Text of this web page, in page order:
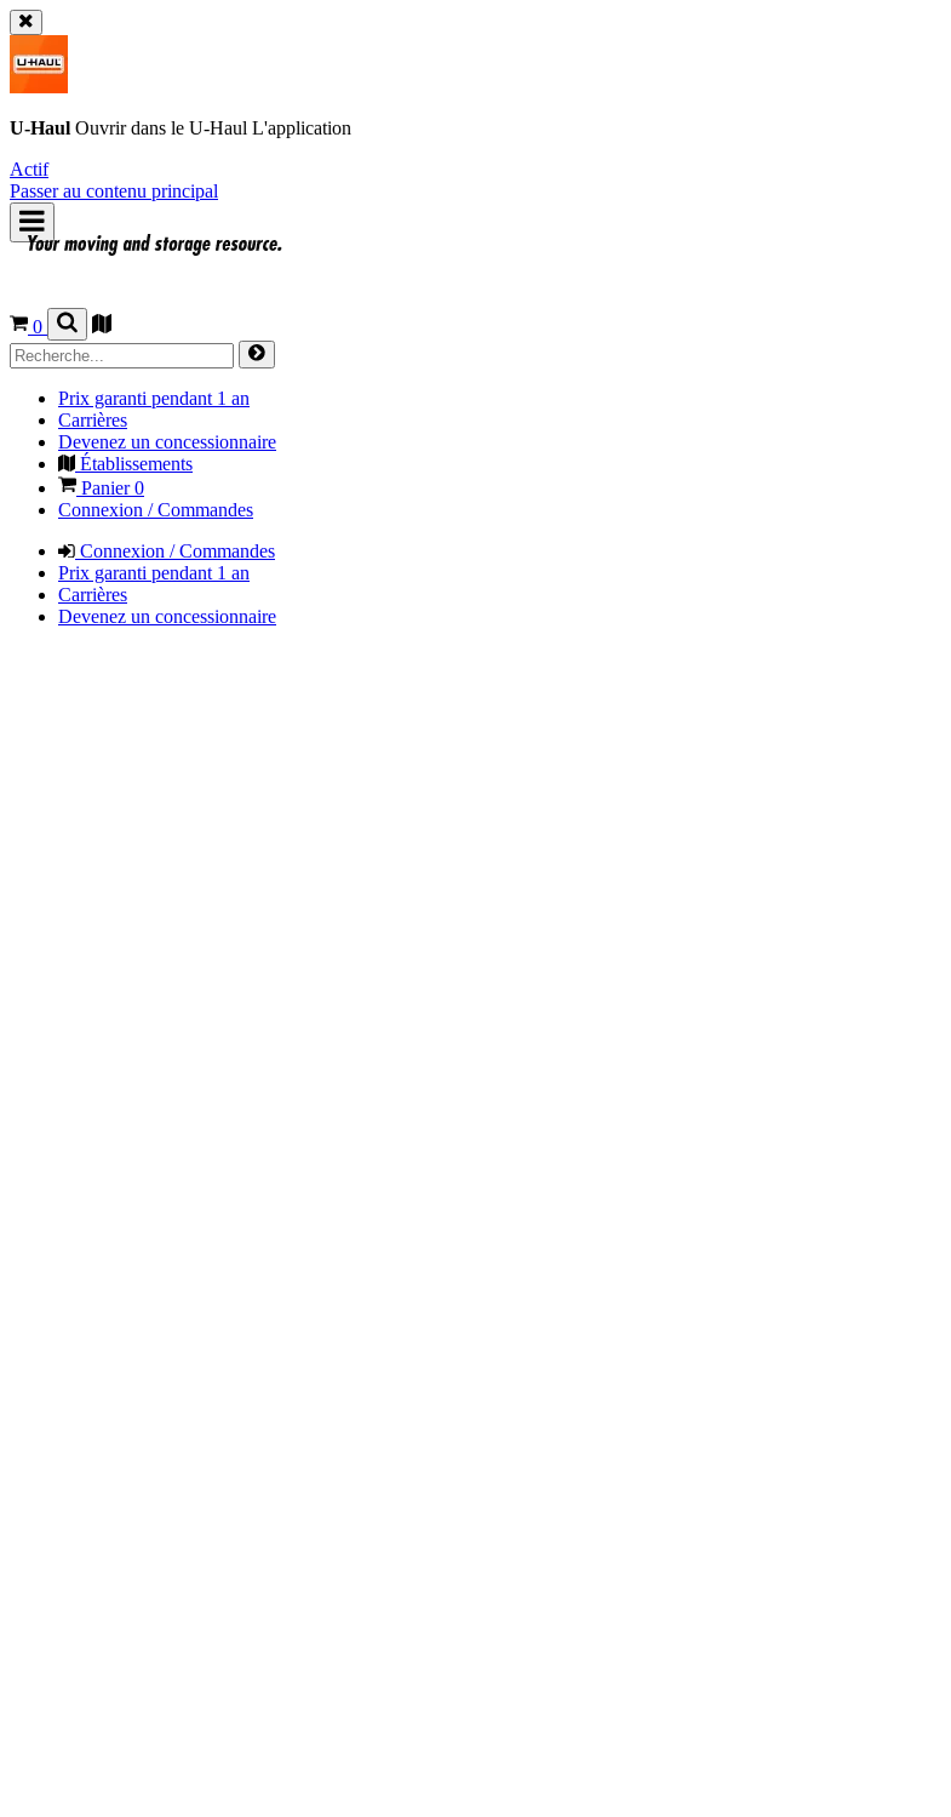
U-Haul Ouvrir dans le U-Haul L'application
Actif
Passer au contenu principal
0
Prix garanti pendant 1 an
Carrières
Devenez un concessionnaire
Établissements
Panier0
Connexion / Commandes
Connexion / Commandes
Prix garanti pendant 1 an
Carrières
Devenez un concessionnaire